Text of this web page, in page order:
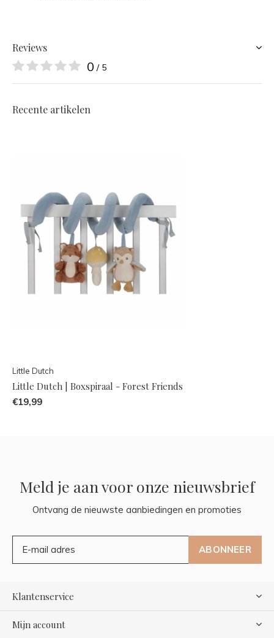
Reviews
0 / 5
Recente artikelen
Little Dutch
Little Dutch | Boxspiraal - Forest Friends
€19,99
Meld je aan voor onze nieuwsbrief
Ontvang de nieuwste aanbiedingen en promoties
ABONNEER
Klantenservice
Mijn account